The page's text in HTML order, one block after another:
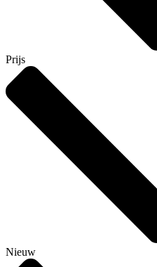
Prijs
Nieuw